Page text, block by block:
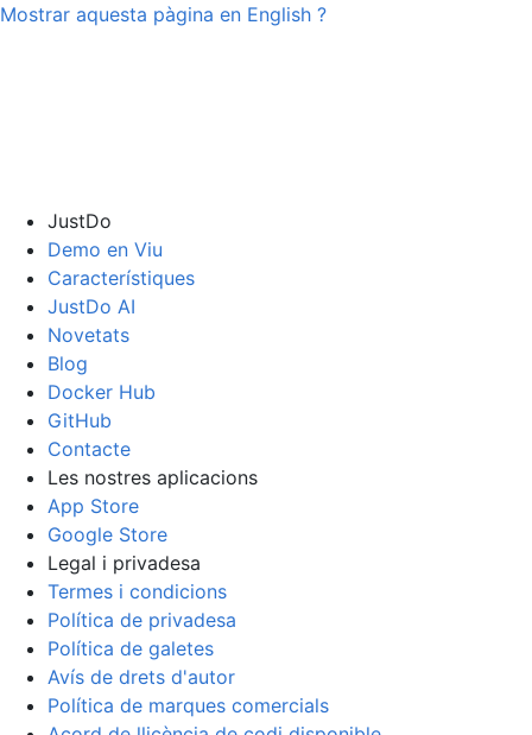
Mostrar aquesta pàgina en English ?
JustDo
Demo en Viu
Característiques
JustDo AI
Novetats
Blog
Docker Hub
GitHub
Contacte
Les nostres aplicacions
App Store
Google Store
Legal i privadesa
Termes i condicions
Política de privadesa
Política de galetes
Avís de drets d'autor
Política de marques comercials